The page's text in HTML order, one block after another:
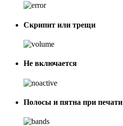
Скрипит или трещи
Не включается
Полосы и пятна при печати